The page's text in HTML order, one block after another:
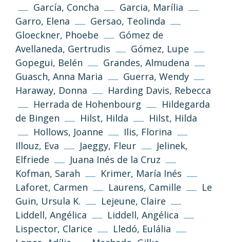
García, Concha
Garcia, Marília
Garro, Elena
Gersao, Teolinda
Gloeckner, Phoebe
Gómez de
Avellaneda, Gertrudis
Gómez, Lupe
Gopegui, Belén
Grandes, Almudena
Guasch, Anna Maria
Guerra, Wendy
Haraway, Donna
Harding Davis, Rebecca
Herrada de Hohenbourg
Hildegarda
de Bingen
Hilst, Hilda
Hilst, Hilda
Hollows, Joanne
Ilis, Florina
Illouz, Eva
Jaeggy, Fleur
Jelinek,
Elfriede
Juana Inés de la Cruz
Kofman, Sarah
Krimer, María Inés
Laforet, Carmen
Laurens, Camille
Le
Guin, Ursula K.
Lejeune, Claire
Liddell, Angélica
Liddell, Angélica
Lispector, Clarice
Lledó, Eulália